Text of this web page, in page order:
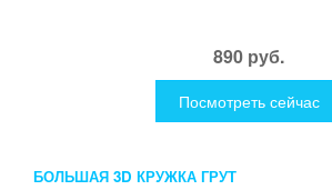
890 руб.
Посмотреть сейчас
БОЛЬШАЯ 3D КРУЖКА ГРУТ